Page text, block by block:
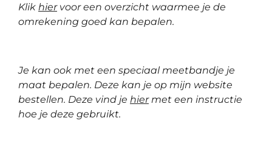
f
s
c
Klik hiervoor een overzicht waarmee je de
omrekening goed kan bepalen.
Je kan ook met een speciaal meetbandje je
maat bepalen. Deze kan je op mijn website
bestellen. Deze vind je hiermet een instructie
hoe je deze gebruikt.